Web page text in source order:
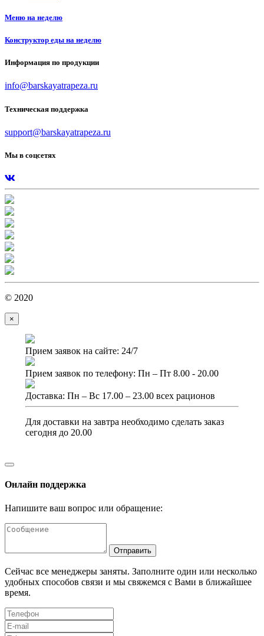
Меню на неделю
Конструктор еды на неделю
Информация по продукции
info@barskayatrapeza.ru
Техническая поддержка
support@barskayatrapeza.ru
Мы в соцсетях
© 2020
×
Прием заявок на сайте: 24/7
Прием заявок по телефону: Пн – Пт 8.00 - 20.00
Доставка: Пн – Вс 17.00 – 23.00 всех рационов
Для доставки на завтра необходимо сделать заказ
сегодня до 20.00
Онлайн поддержка
Напишите ваш вопрос или обращение:
Отправить
Сейчас все менеджеры заняты. Заполните один или несколько
удобных способов связи и мы свяжемся с Вами в ближайшее
время.